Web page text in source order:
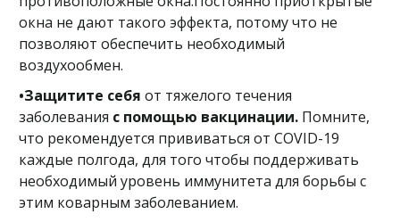
окна не дают такого эффекта, потому что не
позволяют обеспечить необходимый
воздухообмен.
•Защитите себя от тяжелого течения
заболевания с помощью вакцинации. Помните,
что рекомендуется прививаться от COVID-19
каждые полгода, для того чтобы поддерживать
необходимый уровень иммунитета для борьбы с
этим коварным заболеванием.